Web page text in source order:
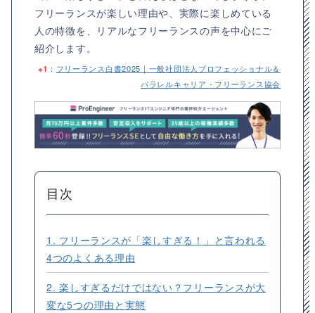
フリーランスが楽しい理由や、実際に楽しめている
人の特徴を、リアルなフリーランスの声を中心にご
紹介します。
※1 ： フリーランス白書2025｜一般社団法人プロフェッショナル＆
パラレルキャリア・フリーランス協会
目次
1. フリーランスが「楽しすぎる！」と言われる
4つのよくある理由
2. 楽しすぎるだけではない？フリーランスが大
変な5つの理由と実態